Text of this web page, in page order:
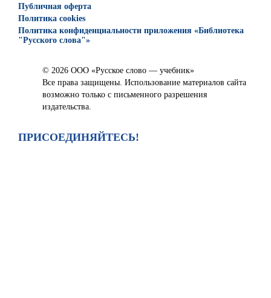
Публичная оферта
Политика cookies
Политика конфиденциальности приложения «Библиотека
"Русского слова"»
© 2026 ООО «Русское слово — учебник»
Все права защищены. Использование материалов сайта
возможно только с письменного разрешения
издательства.
ПРИСОЕДИНЯЙТЕСЬ!